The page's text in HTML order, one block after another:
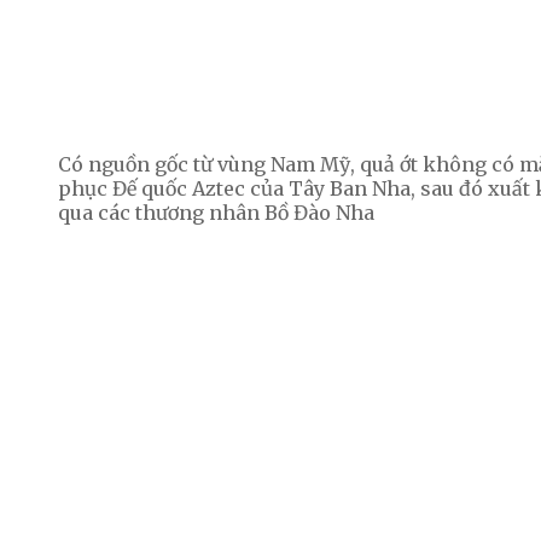
Có nguồn gốc từ vùng Nam Mỹ, quả ớt không có
phục Đế quốc Aztec của Tây Ban Nha, sau đó
qua các thương nhân Bồ Đào Nha